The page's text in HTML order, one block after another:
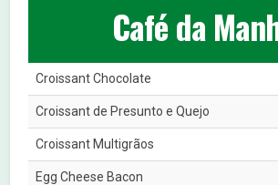
Café da
Croissant Chocolate
Croissant de Presunto e Quejo
Croissant Multigrãos
Egg Cheese Bacon